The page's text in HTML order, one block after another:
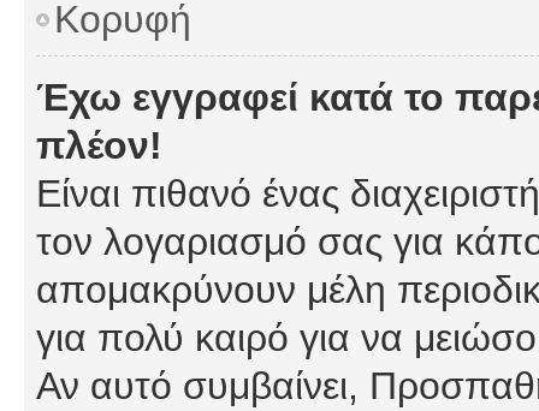
Κορυφή
Έχω εγγραφεί κατά το
πλέον!
Είναι πιθανό ένας
τον λογαριασμό σας για
απομακρύνουν μέλη
για πολύ καιρό για να
Αν αυτό συμβαίνει,